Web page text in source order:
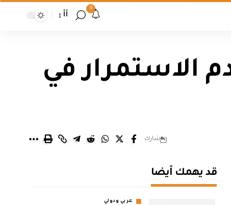
9
أأ
الاستمرار في
شارك
قد يهمك أيضا
عربي ودولي